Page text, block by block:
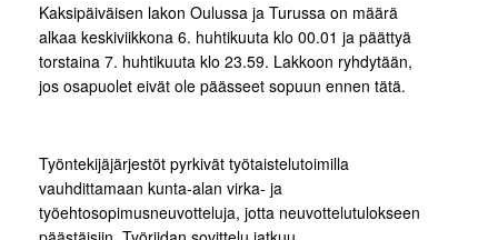
Kaksipäiväisen lakon Oulussa ja Turussa on määrä
alkaa keskiviikkona 6. huhtikuuta klo 00.01 ja päättyä
torstaina 7. huhtikuuta klo 23.59. Lakkoon ryhdytään,
jos osapuolet eivät ole päässeet sopuun ennen tätä.
Työntekijäjärjestöt pyrkivät työtaistelutoimilla
vauhdittamaan kunta-alan virka- ja
työehtosopimusneuvotteluja, jotta neuvottelutulokseen